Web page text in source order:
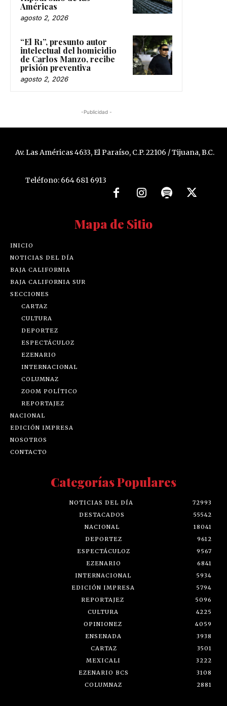
Américas
agosto 2, 2026
“El R1”, presunto autor
intelectual del homicidio
de Carlos Manzo, recibe
prisión preventiva
agosto 2, 2026
-Publicidad -
Av. Las Américas 4633, El Paraíso, C.P. 22106 / Tijuana, B.C.
Teléfono: 664 681 6913
Mapa de Sitio
INICIO
NOTICIAS DEL DÍA
BAJA CALIFORNIA
BAJA CALIFORNIA SUR
SECCIONES
CARTAZ
CULTURA
DEPORTEZ
ESPECTÁCULOZ
EZENARIO
INTERNACIONAL
COLUMNAZ
ZOOM POLÍTICO
REPORTAJEZ
NACIONAL
EDICIÓN IMPRESA
NOSOTROS
CONTACTO
Categorías Populares
NOTICIAS DEL DÍA
72993
DESTACADOS
55542
NACIONAL
18041
DEPORTEZ
9612
ESPECTÁCULOZ
9567
EZENARIO
6841
INTERNACIONAL
5934
EDICIÓN IMPRESA
5794
REPORTAJEZ
5096
CULTURA
4225
OPINIONEZ
4059
ENSENADA
3938
CARTAZ
3501
MEXICALI
3222
EZENARIO BCS
3108
COLUMNAZ
2881